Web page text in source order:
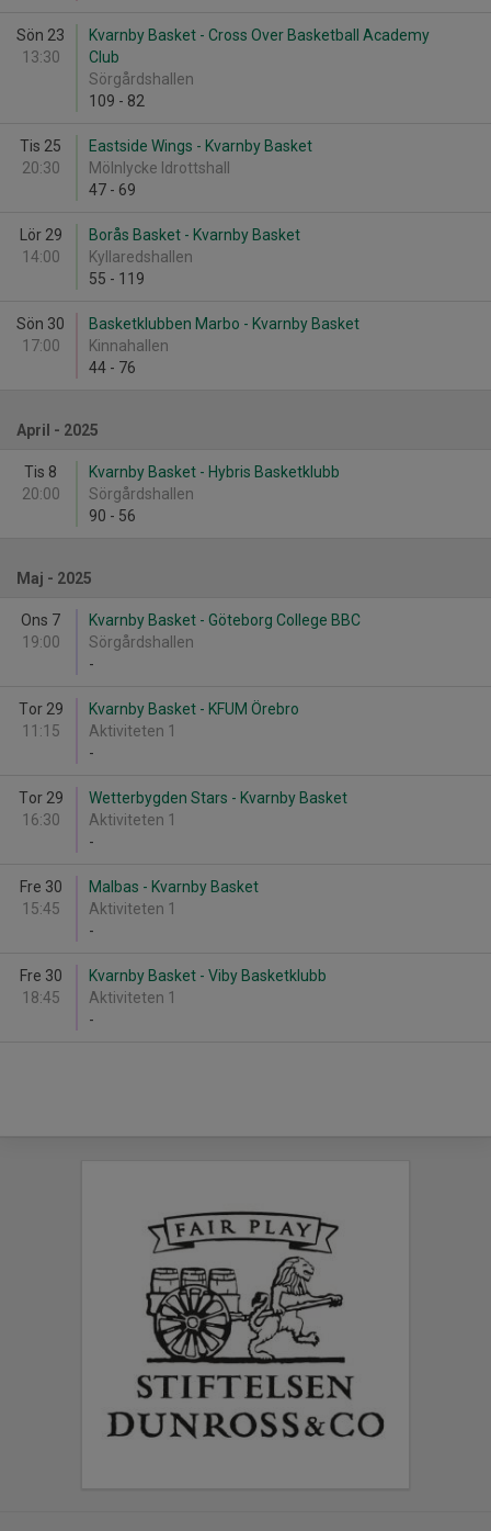
Sön 23
13:30
Kvarnby Basket - Cross Over Basketball Academy
Club
Sörgårdshallen
109 - 82
Tis 25
20:30
Eastside Wings - Kvarnby Basket
Mölnlycke Idrottshall
47 - 69
Lör 29
14:00
Borås Basket - Kvarnby Basket
Kyllaredshallen
55 - 119
Sön 30
17:00
Basketklubben Marbo - Kvarnby Basket
Kinnahallen
44 - 76
April - 2025
Tis 8
20:00
Kvarnby Basket - Hybris Basketklubb
Sörgårdshallen
90 - 56
Maj - 2025
Ons 7
19:00
Kvarnby Basket - Göteborg College BBC
Sörgårdshallen
-
Tor 29
11:15
Kvarnby Basket - KFUM Örebro
Aktiviteten 1
-
Tor 29
16:30
Wetterbygden Stars - Kvarnby Basket
Aktiviteten 1
-
Fre 30
15:45
Malbas - Kvarnby Basket
Aktiviteten 1
-
Fre 30
18:45
Kvarnby Basket - Viby Basketklubb
Aktiviteten 1
-